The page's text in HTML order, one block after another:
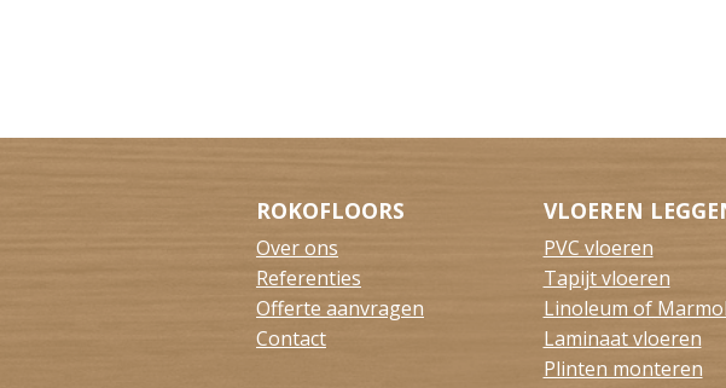
ROKOFLOORS
Over ons
Referenties
Offerte aanvragen
Contact
VLOEREN
PVC vloeren
Tapijt vloeren
Linoleum of
Laminaat vloeren
Plinten monteren